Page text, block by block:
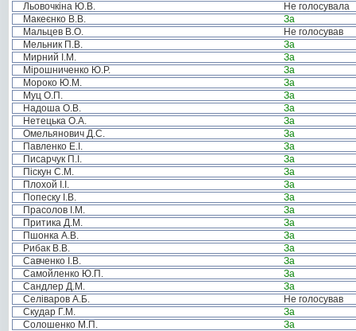
Льовочкіна Ю.В.
Не голосувала
Макеєнко В.В.
За
Мальцев В.О.
Не голосував
Мельник П.В.
За
Мирний І.М.
За
Мірошниченко Ю.Р.
За
Мороко Ю.М.
За
Муц О.П.
За
Надоша О.В.
За
Нетецька О.А.
За
Омельянович Д.С.
За
Павленко Е.І.
За
Писарчук П.І.
За
Піскун С.М.
За
Плохой І.І.
За
Попеску І.В.
За
Прасолов І.М.
За
Притика Д.М.
За
Пшонка А.В.
За
Рибак В.В.
За
Савченко І.В.
За
Самойленко Ю.П.
За
Сандлер Д.М.
За
Селіваров А.Б.
Не голосував
Скудар Г.М.
За
Солошенко М.П.
За